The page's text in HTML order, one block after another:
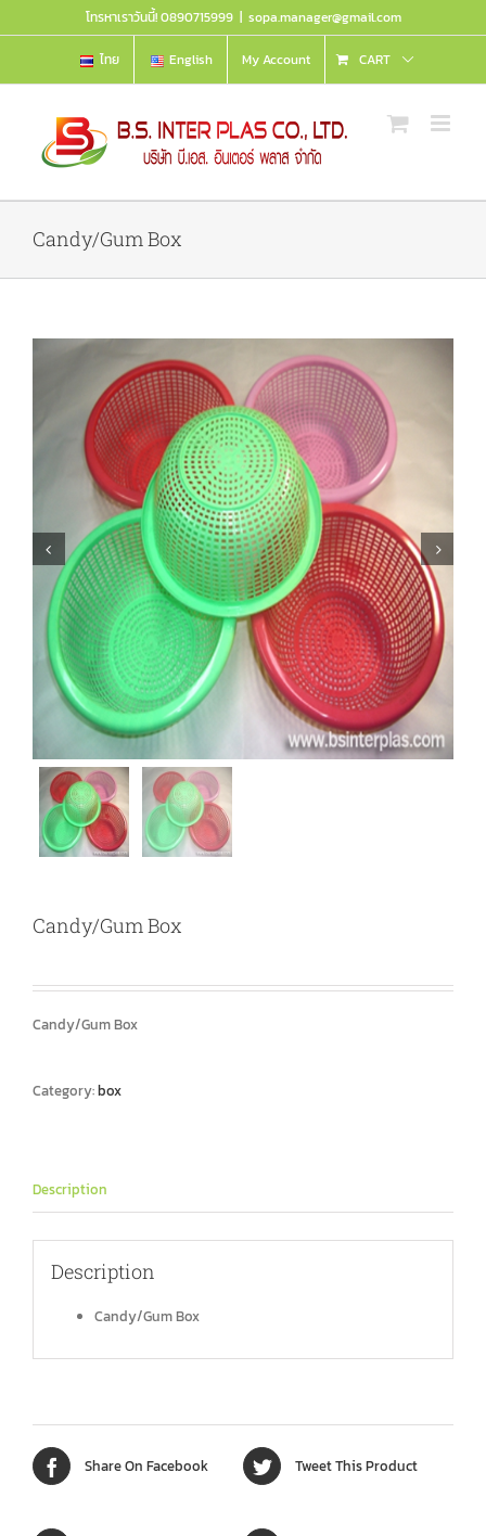
to
โทรหาเราวันนี้! 0890715999 | sopa.manager@gmail.com
ไทย English My Account CART
Candy/Gum Box
 
Candy/Gum Box
Candy/Gum Box
Category:box
Description
Description
Candy/Gum Box
Share On Facebook Tweet This Product